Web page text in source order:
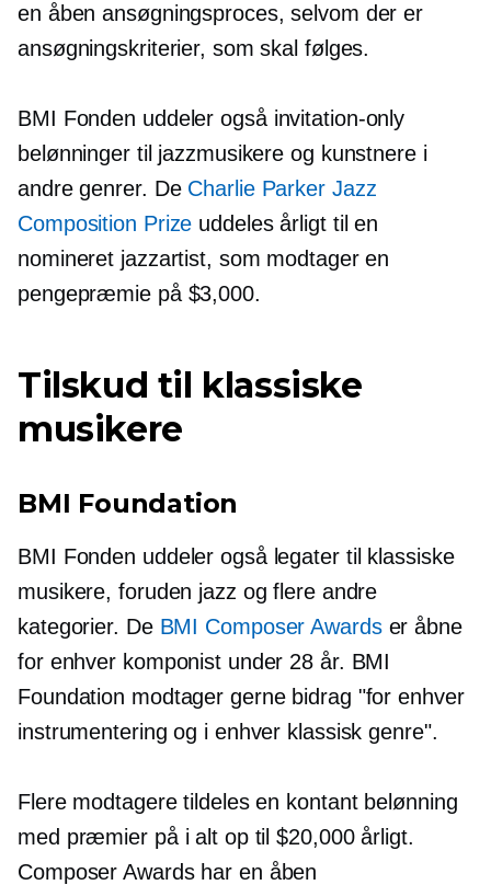
en åben ansøgningsproces, selvom der er
ansøgningskriterier, som skal følges.
BMI Fonden uddeler også invitation-only
belønninger til jazzmusikere og kunstnere i
andre genrer. De Charlie Parker Jazz
Composition Prize uddeles årligt til en
nomineret jazzartist, som modtager en
pengepræmie på $3,000.
Tilskud til klassiske
musikere
BMI Foundation
BMI Fonden uddeler også legater til klassiske
musikere, foruden jazz og flere andre
kategorier. De BMI Composer Awardser åbne
for enhver komponist under 28 år. BMI
Foundation modtager gerne bidrag "for enhver
instrumentering og i enhver klassisk genre".
Flere modtagere tildeles en kontant belønning
med præmier på i alt op til $20,000 årligt.
Composer Awards har en åben